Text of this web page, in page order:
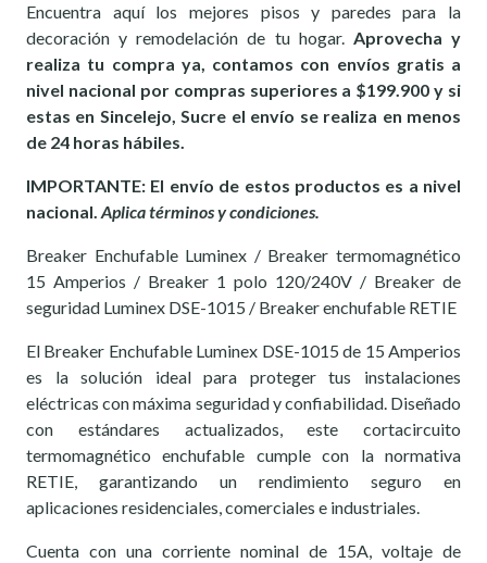
Encuentra aquí los mejores pisos y paredes para la
decoración y remodelación de tu hogar. Aprovecha y
realiza tu compra ya, contamos con envíos gratis a
nivel nacional por compras superiores a $199.900 y si
estas en Sincelejo, Sucre el envío se realiza en menos
de 24 horas hábiles.
IMPORTANTE: El envío de estos productos es a nivel
nacional. Aplica términos y condiciones.
Breaker Enchufable Luminex / Breaker termomagnético
15 Amperios / Breaker 1 polo 120/240V / Breaker de
seguridad Luminex DSE-1015 / Breaker enchufable RETIE
El Breaker Enchufable Luminex DSE-1015 de 15 Amperios
es la solución ideal para proteger tus instalaciones
eléctricas con máxima seguridad y confiabilidad. Diseñado
con estándares actualizados, este cortacircuito
termomagnético enchufable cumple con la normativa
RETIE, garantizando un rendimiento seguro en
aplicaciones residenciales, comerciales e industriales.
Cuenta con una corriente nominal de 15A, voltaje de